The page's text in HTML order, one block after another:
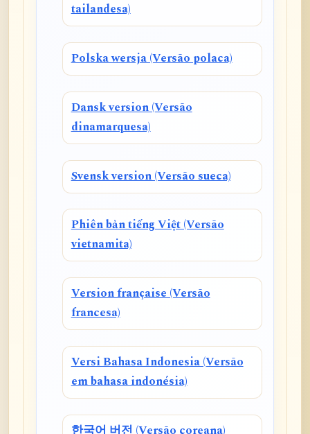
tailandesa)
Polska wersja (Versão polaca)
Dansk version (Versão
dinamarquesa)
Svensk version (Versão sueca)
Phiên bản tiếng Việt (Versão
vietnamita)
Version française (Versão
francesa)
Versi Bahasa Indonesia (Versão
em bahasa indonésia)